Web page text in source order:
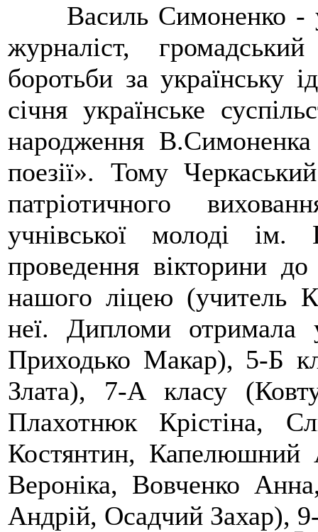
Василь Симоненко -
журналіст,
боротьби за українську
січня українське
народження В.Симоненка
поезії». Тому
патріотичного
учнівської молоді ім.
проведення вікторини
нашого ліцею (учитель
неї. Дипломи отримала
Приходько Макар), 5-Б
Злата), 7-А класу
Плахотнюк Крістіна,
Костянтин, Капелюшний
Вероніка, Вовченко
Андрій, Осадчий Захар),